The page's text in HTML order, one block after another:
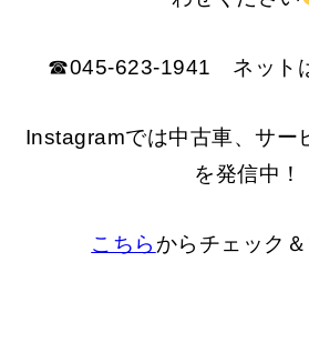
☎045-623-1941 ネット
Instagramでは中古車、サー
を発信中！
こちら からチェック